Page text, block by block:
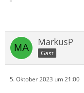
MarkusP
Gast
5. Oktober 2023 um 21:00